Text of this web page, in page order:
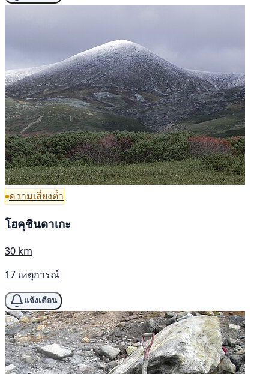
ความเสี่ยงต่ำ
โฮคุชินดาเกะ
30 km
17 เหตุการณ์
แจ้งเตือน